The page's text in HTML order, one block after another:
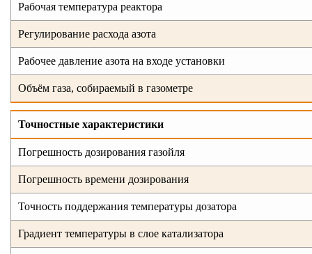
Рабочая температура реактора
Регулирование расхода азота
Рабочее давление азота на входе установки
Объём газа, собираемый в газометре
Точностные характеристики
Погрешность дозирования газойля
Погрешность времени дозирования
Точность поддержания температуры дозатора
Градиент температуры в слое катализатора